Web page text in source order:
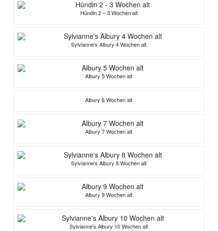
Hündin 2 – 3 Wochen alt
Sylvianne’s Albury 4 Wochen alt
Albury 5 Wochen alt
Albury 6 Wochen alt
Albury 7 Wochen alt
Sylvianne’s Albury 8 Wochen alt
Albury 9 Wochen alt
Sylvianne’s Albury 10 Wochen alt